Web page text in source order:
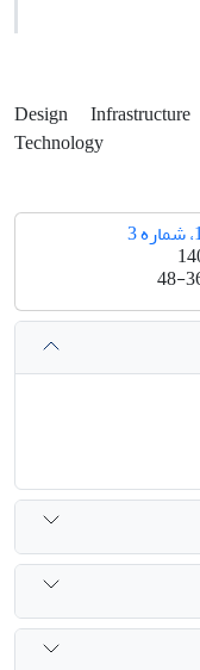
Design Infrastructure
Technology
48-